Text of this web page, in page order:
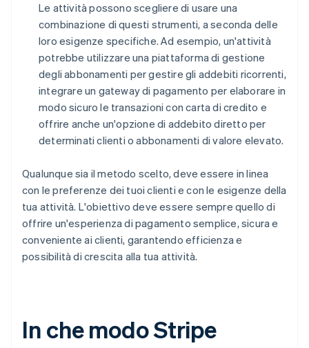
Le attività possono scegliere di usare una
combinazione di questi strumenti, a seconda delle
loro esigenze specifiche. Ad esempio, un'attività
potrebbe utilizzare una piattaforma di gestione
degli abbonamenti per gestire gli addebiti ricorrenti,
integrare un gateway di pagamento per elaborare in
modo sicuro le transazioni con carta di credito e
offrire anche un'opzione di addebito diretto per
determinati clienti o abbonamenti di valore elevato.
Qualunque sia il metodo scelto, deve essere in linea
con le preferenze dei tuoi clienti e con le esigenze della
tua attività. L'obiettivo deve essere sempre quello di
offrire un'esperienza di pagamento semplice, sicura e
conveniente ai clienti, garantendo efficienza e
possibilità di crescita alla tua attività.
In che modo Stripe